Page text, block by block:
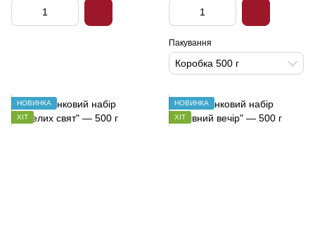
Пакування
Коробка 500 г
НОВИНКА
ХІТ
НОВИНКА
ХІТ